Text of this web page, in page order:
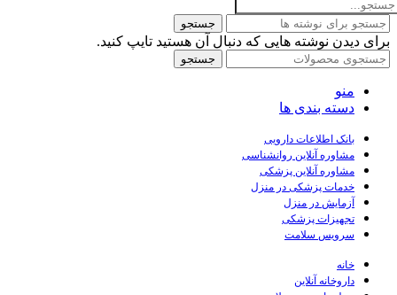
جستجو
برای دیدن نوشته هایی که دنبال آن هستید تایپ کنید.
جستجو
منو
دسته بندی ها
بانک اطلاعات دارویی
مشاوره آنلاین روانشناسی
مشاوره آنلاین پزشکی
خدمات پزشکی در منزل
آزمایش در منزل
تجهیزات پزشکی
سرویس سلامت
خانه
داروخانه آنلاین